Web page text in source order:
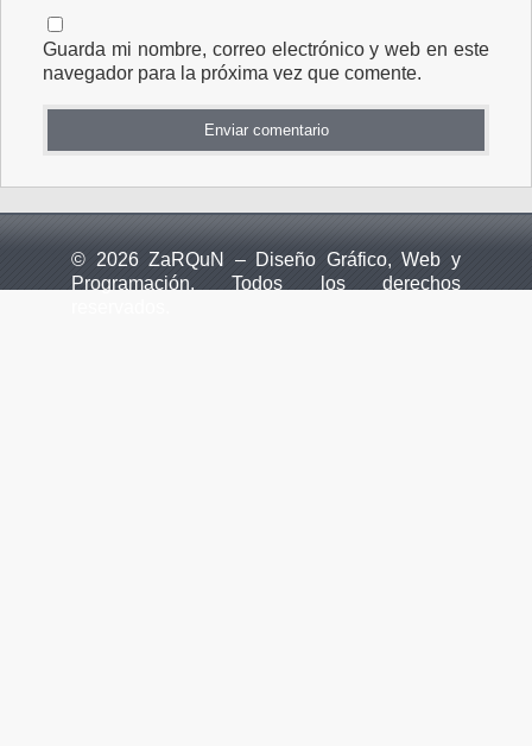
Guarda mi nombre, correo electrónico y web en este
navegador para la próxima vez que comente.
© 2026 ZaRQuN – Diseño Gráfico, Web y
Programación. Todos los derechos